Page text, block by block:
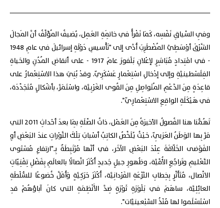
وفِي السِّياقِ نَفْسِه، كَمَا نَقْرأُ في خاتِمَةِ العَمِل، يُضيفُ المُؤَلِّفُ أنَّ المَجالَ
الشَّرْقَ أوْسَطِيَّ المُضْطَرِبَ أَدَّى إلى "تَأْسيسِ دَوْلَةِ إسرائيلَ في عامِ 1948
- في امْتِدادٍ مُبَاشِرٍ لإعْلانِ بَلْفورَ عامَ 1917 - على أنقاضِ المُدُنِ والحَياةِ
الفِلَسْطينيَّةِ وإلى إدْخالِ اسْتِعْمارٍ عَسْكَرِيّ. وقدْ بُنِيَ هذا الاسْتِعْمارُ على
قاعِدَةٍ مِنَ الدَّعْمِ المُتَواصِلِ مِنَ القُوى الغَرْبِيَّة، واسْتَمَرَّ، بأشْكالٍ مُتَجَدِّدَة،
في هَيْكَلَةِ الواقِعِ الاسْتِعْمارِيّ".
تَهُمُّنا هنا الفُصولُ الأخيرَةُ مِنَ العَمْل، ذاتُ الصِّلَةِ بِمَا بعدَ أحْداثِ 2011 التي
مَرَّ بِها الوَطَنُ العَرَبِيّ، حَيْثُ يُلَخِّصُ الكاتِبُ أسْبابَ تِلْكَ الثَّوْراتِ عندَ البَعْضِ أوِ
الفَوْضى الخَلّاقَةَ عِنْدَ البَعْضِ الآخَر، في أنَّها مُرْتَبِطَةٌ بِـ"ارتفاعِ مُسْتَوى
التَّعْليمِ وتَراجُعِ الأُمِّيَّة، وظُهورِ جيلٍ جَديدٍ أَكْثَرَ اتِّصالًا بالعالَمِ بِفَضْلِ تِقْنِيّاتِ
الاتِّصال، مُتَأَثِّرٍ بِخِطابِ النَّزْعَةِ الفَرْدانِيَّة، أَكْثَرَ حَرَكِيَّةٍ وَأَقَلَّ خُضوعًا للسُّلْطَةِ
العائِلِيَّة، ساهَمَ في بَلْوَرَةِ ثَوْرَةٍ ضِدَّ الأَنْظِمَةِ التي كانَ آباؤهُمْ قدِ
اسْتَسْلَموا لها مُنْذُ السَّبْعينيَّات".